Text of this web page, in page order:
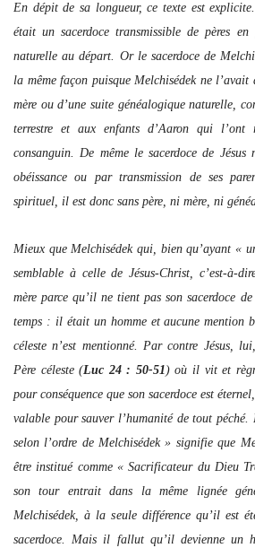
En dépit de sa longueur, ce texte est
était un sacerdoce transmissible de pères
naturelle au départ. Or le sacerdoce de
la même façon puisque Melchisédek ne l’avait
mère ou d’une suite généalogique naturelle,
terrestre et aux enfants d’Aaron qui l’ont
consanguin. De même le sacerdoce de
obéissance ou par transmission de ses
spirituel, il est donc sans père, ni mère, ni
Mieux que Melchisédek qui, bien qu’ayant «
semblable à celle de Jésus-Christ, c’est-à-
mère parce qu’il ne tient pas son sacerdoce
temps : il était un homme et aucune mention
céleste n’est mentionné. Par contre Jésus,
Père céleste (Luc 24 : 50-51) où il vit et
pour conséquence que son sacerdoce est
valable pour sauver l’humanité de tout péché.
selon l’ordre de Melchisédek » signifie que
être institué comme « Sacrificateur du Dieu
son tour entrait dans la même lignée
Melchisédek, à la seule différence qu’il est
sacerdoce. Mais il fallut qu’il devienne un